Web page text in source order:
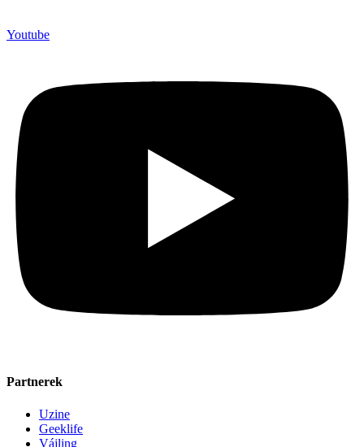
Youtube
Partnerek
Uzine
Geeklife
Vájling